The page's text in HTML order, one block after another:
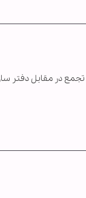
تجمع در مقابل دفتر